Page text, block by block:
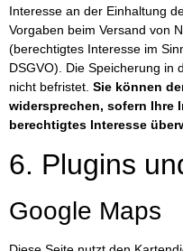
Interesse an der Einhaltung
Vorgaben beim Versand von
(berechtigtes Interesse im
DSGVO). Die Speicherung in
nicht befristet. Sie können
widersprechen, sofern Ihre
berechtigtes Interesse
6. Plugins
Google Maps